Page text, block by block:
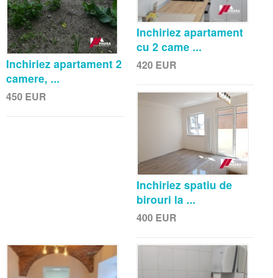
Inchiriez apartament 2
camere, ...
450 EUR
Inchiriez apartament
cu 2 came ...
420 EUR
Inchiriez spatiu de
birouri la ...
400 EUR